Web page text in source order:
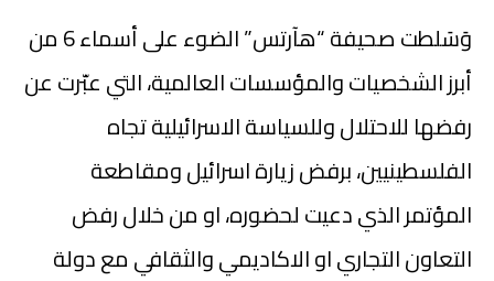
وَسَلطت صحيفة “هآرتس” الضوء على أسماء 6 من
أبرز الشخصيات والمؤسسات العالمية، التي عبّرت عن
رفضها للاحتلال وللسياسة الاسرائيلية تجاه
الفلسطينيين، برفض زيارة اسرائيل ومقاطعة
المؤتمر الذي دعيت لحضوره، او من خلال رفض
التعاون التجاري او الاكاديمي والثقافي مع دولة